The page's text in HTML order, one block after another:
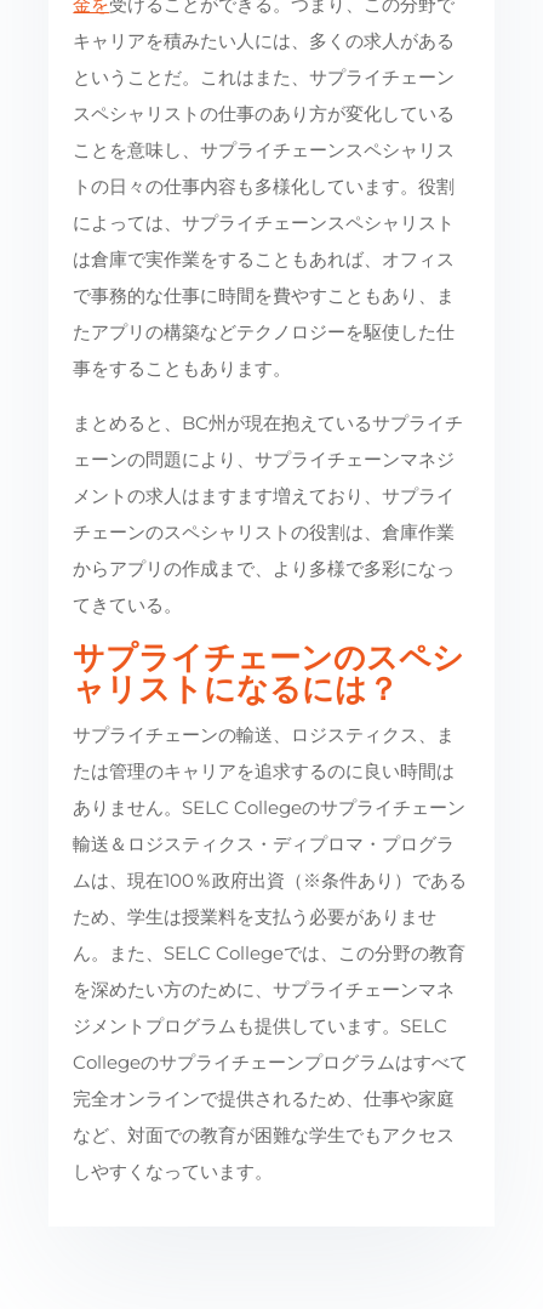
キャリアを積みたい人には、多くの求人がある
ということだ。これはまた、サプライチェーン
スペシャリストの仕事のあり方が変化している
ことを意味し、サプライチェーンスペシャリス
トの日々の仕事内容も多様化しています。役割
によっては、サプライチェーンスペシャリスト
は倉庫で実作業をすることもあれば、オフィス
で事務的な仕事に時間を費やすこともあり、ま
たアプリの構築などテクノロジーを駆使した仕
事をすることもあります。
まとめると、BC州が現在抱えているサプライチ
ェーンの問題により、サプライチェーンマネジ
メントの求人はますます増えており、サプライ
チェーンのスペシャリストの役割は、倉庫作業
からアプリの作成まで、より多様で多彩になっ
てきている。
サプライチェーンのスペシ
ャリストになるには？
サプライチェーンの輸送、ロジスティクス、ま
たは管理のキャリアを追求するのに良い時間は
ありません。SELC Collegeのサプライチェーン
輸送＆ロジスティクス・ディプロマ・プログラ
ムは、現在100％政府出資（※条件あり）である
ため、学生は授業料を支払う必要がありませ
ん。また、SELC Collegeでは、この分野の教育
を深めたい方のために、サプライチェーンマネ
ジメントプログラムも提供しています。SELC
Collegeのサプライチェーンプログラムはすべて
完全オンラインで提供されるため、仕事や家庭
など、対面での教育が困難な学生でもアクセス
しやすくなっています。